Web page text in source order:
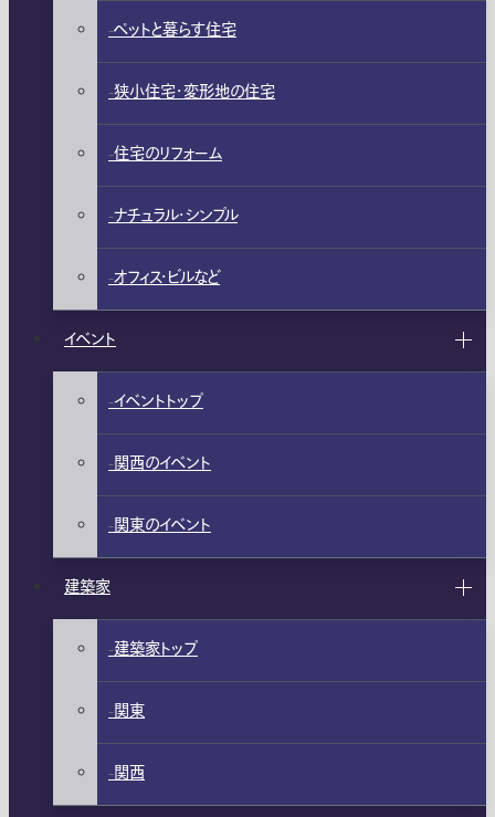
ペットと暮らす住宅
狭小住宅・変形地の住宅
住宅のリフォーム
ナチュラル・シンプル
オフィス・ビルなど
イベント
イベントトップ
関西のイベント
関東のイベント
建築家
建築家トップ
関東
関西